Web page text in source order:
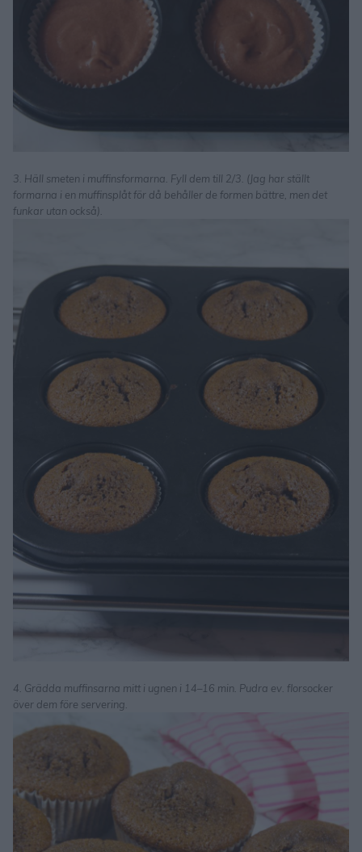
3. Häll smeten i muffinsformarna. Fyll dem till 2/3. (Jag har ställt
formarna i en muffinsplåt för då behåller de formen bättre, men det
funkar utan också).
4. Grädda muffinsarna mitt i ugnen i 14–16 min. Pudra ev. florsocker
över dem före servering.